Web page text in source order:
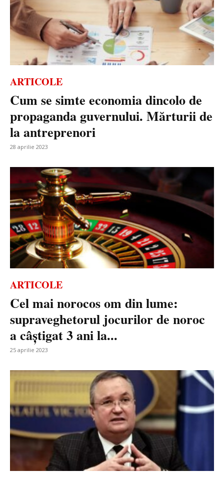
ARTICOLE
Cum se simte economia dincolo de
propaganda guvernului. Mărturii de
la antreprenori
28 aprilie 2023
ARTICOLE
Cel mai norocos om din lume:
supraveghetorul jocurilor de noroc
a câștigat 3 ani la...
25 aprilie 2023